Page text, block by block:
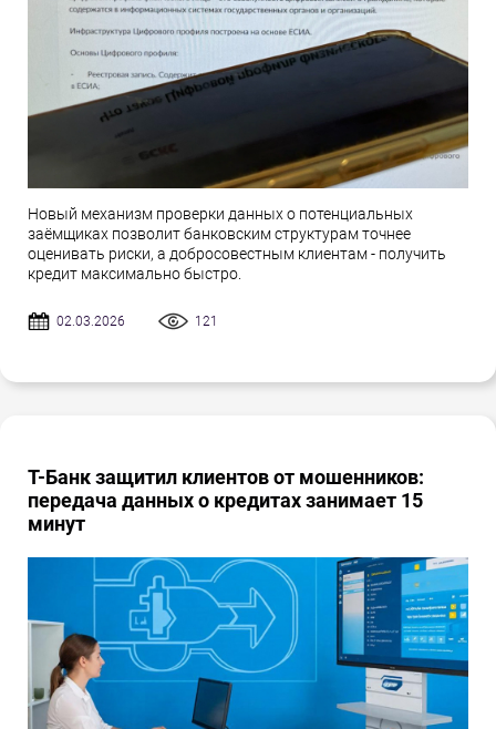
Новый механизм проверки данных о потенциальных
заёмщиках позволит банковским структурам точнее
оценивать риски, а добросовестным клиентам - получить
кредит максимально быстро.
02.03.2026 121
Т-Банк защитил клиентов от мошенников:
передача данных о кредитах занимает 15
минут